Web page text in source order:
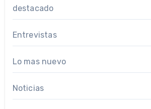
destacado
Entrevistas
Lo mas nuevo
Noticias